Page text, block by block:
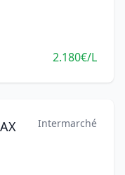
2.180€/L
Intermarché